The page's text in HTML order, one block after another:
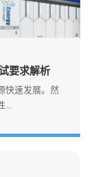
要求解析
快速发展。然